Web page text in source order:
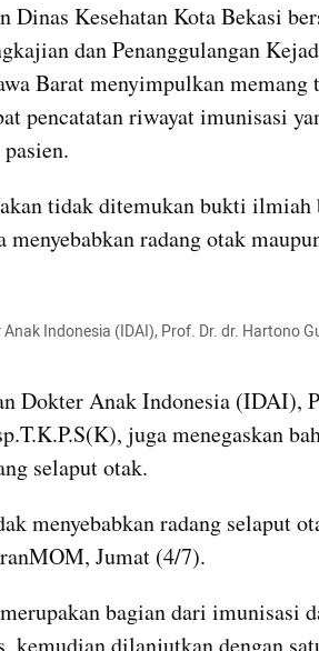
Dinas Kesehatan Kota Bekasi
dan Penanggulangan
Barat menyimpulkan memang
pencatatan riwayat imunisasi
tidak ditemukan bukti ilmiah
radang otak
Indonesia (IDAI), Prof. Dr. dr. Hartono
Dokter Anak Indonesia (IDAI),
juga menegaskan
selaput otak.
menyebabkan radang selaput
Jumat (4/7).
bagian dari imunisasi